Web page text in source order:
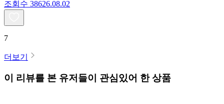
조회수 38626.08.02
7
더보기
이 리뷰를 본 유저들이 관심있어 한 상품